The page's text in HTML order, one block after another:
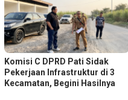
Komisi C DPRD Pati Sidak
Pekerjaan Infrastruktur di 3
Kecamatan, Begini Hasilnya